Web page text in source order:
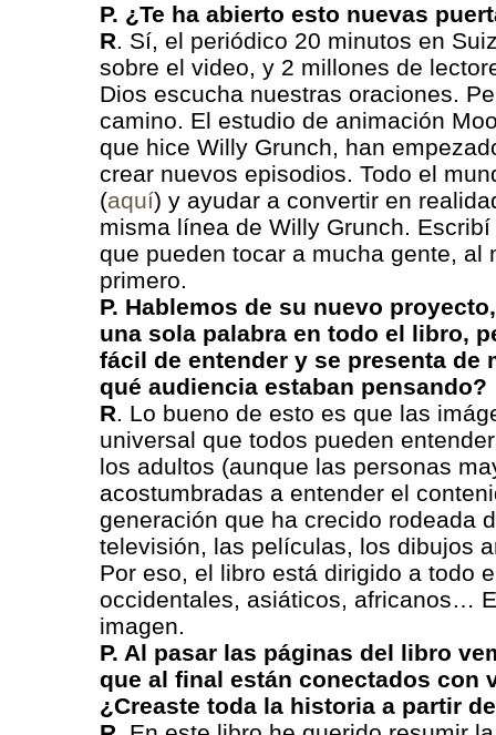
P. ¿Te ha abierto esto nuevas
R. Sí, el periódico 20 minutos en
sobre el video, y 2 millones de
Dios escucha nuestras oraciones.
camino. El estudio de animación
que hice Willy Grunch, han
crear nuevos episodios. Todo el
(aquí) y ayudar a convertir en
misma línea de Willy Grunch.
que pueden tocar a mucha gente, al
primero.
P. Hablemos de su nuevo
una sola palabra en todo el libro,
fácil de entender y se presenta de
qué audiencia estaban pensando?
R. Lo bueno de esto es que las
universal que todos pueden
los adultos (aunque las personas
acostumbradas a entender el
generación que ha crecido rodeada
televisión, las películas, los dibujos
Por eso, el libro está dirigido a todo
occidentales, asiáticos, africanos…
imagen.
P. Al pasar las páginas del libro
que al final están conectados con
¿Creaste toda la historia a partir